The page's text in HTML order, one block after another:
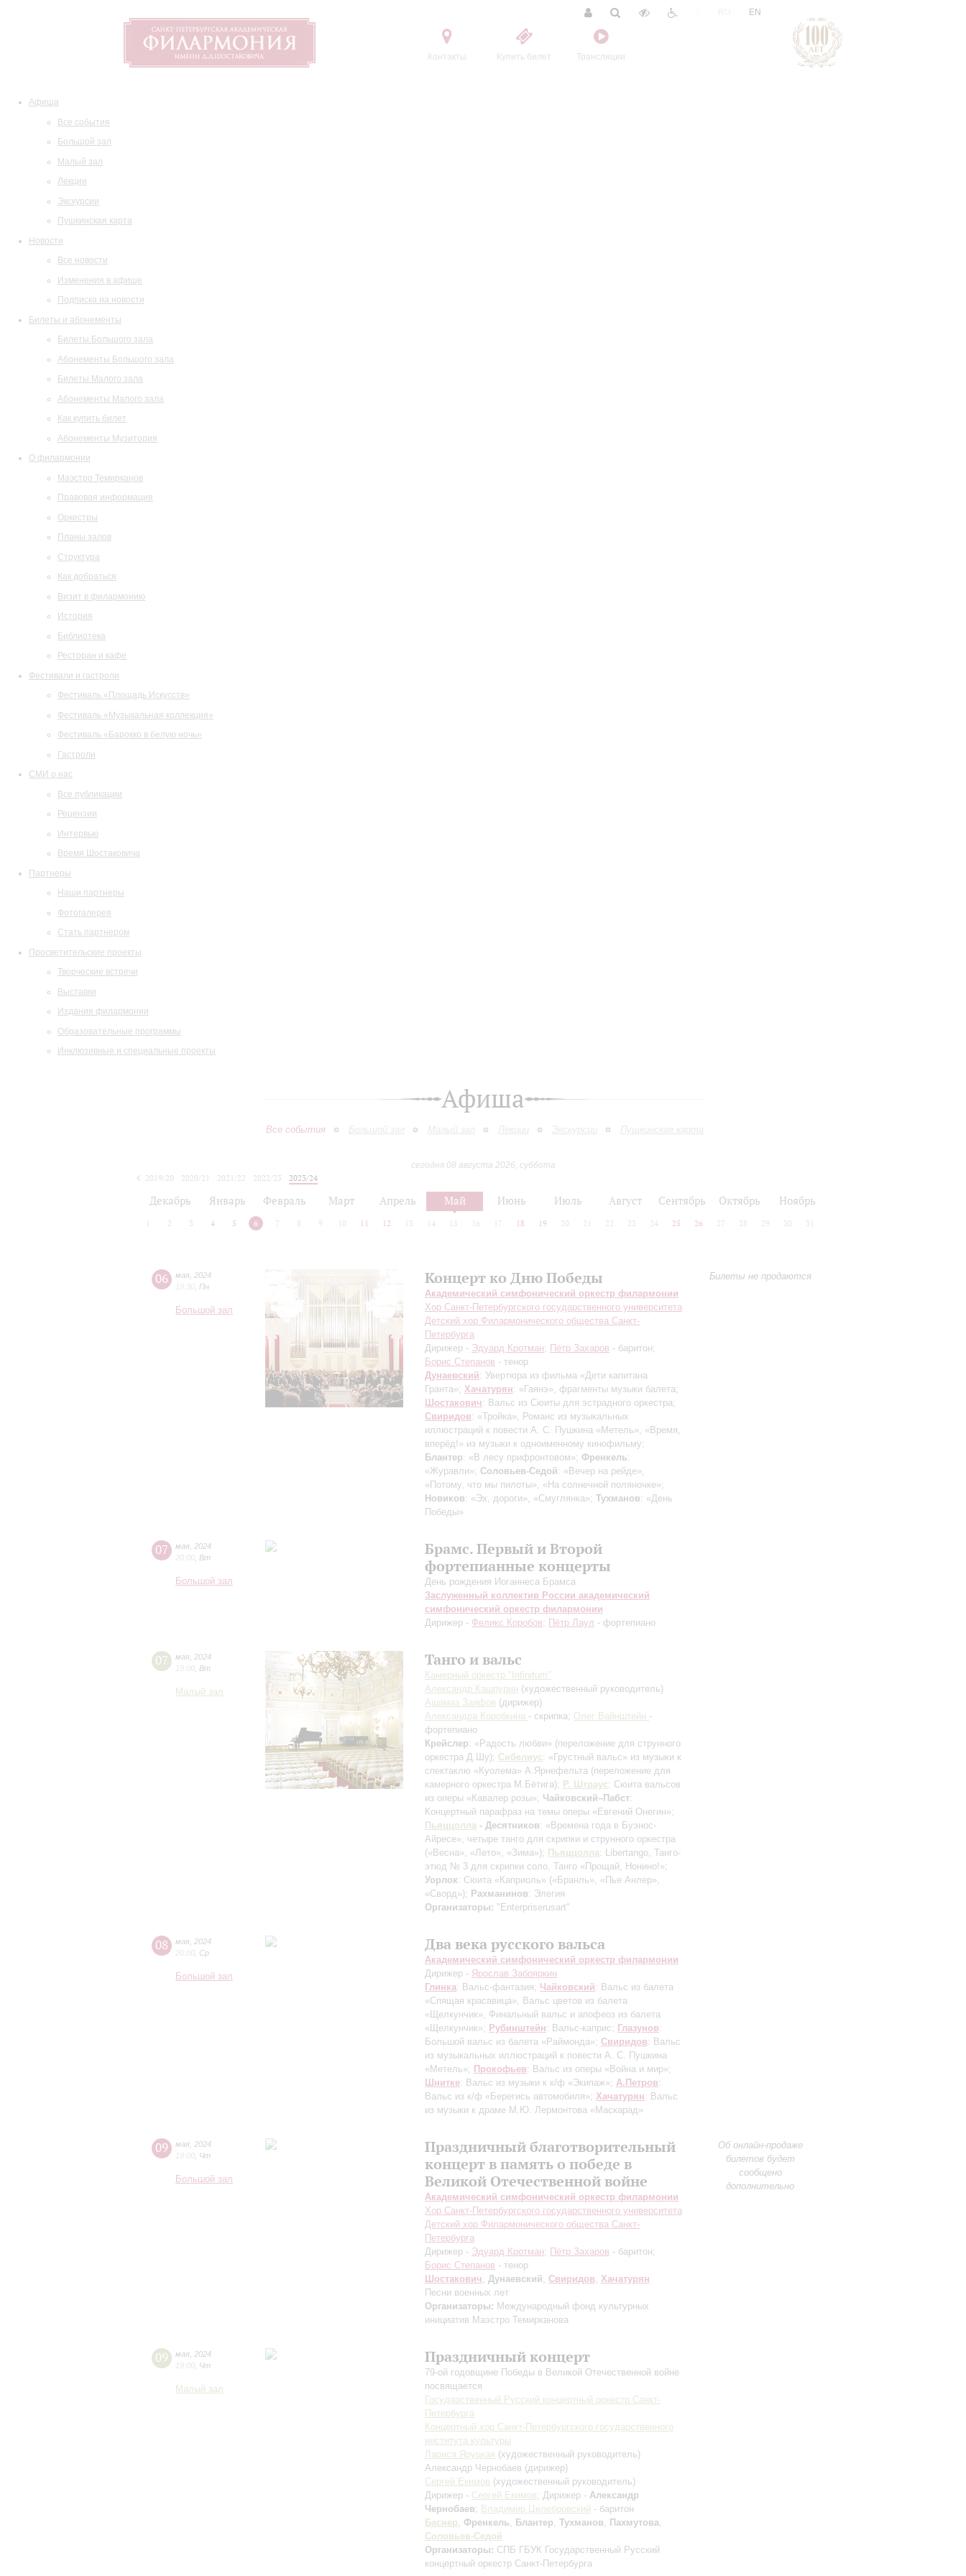
Контакты Купить билет Трансляции
EN
Афиша
Все события
Большой зал
Малый зал
Лекции
Экскурсии
Пушкинская карта
Новости
Все новости
Изменения в афише
Подписка на новости
Билеты и абонементы
Билеты Большого зала
Абонементы Большого зала
Билеты Малого зала
Абонементы Малого зала
Как купить билет
Абонементы Музитория
О филармонии
Маэстро Темирканов
Правовая информация
Оркестры
Планы залов
Структура
Как добраться
Визит в филармонию
История
Библиотека
Ресторан и кафе
Фестивали и гастроли
Фестиваль «Площадь Искусств»
Фестиваль «Музыкальная коллекция»
Фестиваль «Барокко в белую ночь»
Гастроли
СМИ о нас
Все публикации
Рецензии
Интервью
Время Шостаковича
Партнеры
Наши партнеры
Фотогалерея
Стать партнером
Просветительские проекты
Творческие встречи
Выставки
Издания филармонии
Образовательные программы
Инклюзивные и специальные проекты
Афиша
Все события Большой зал Малый зал Лекции Экскурсии Пушкинская карта
сегодня 08 августа 2026, суббота
2019/20
2020/21 2021/22 2022/23
2023/24
Декабрь Январь Февраль Март Апрель Май Июнь Июль Август Сентябрь Октябрь Ноябрь
2 3 4 5 6 7 8 9 10 11 12 13 14 15 16 17 18 19 20 21 22 23 24 25 26 27 28 29 30 31
06 мая 2024
19:30 Пн
Большой зал
Концерт ко Дню Победы
Академический симфонический оркестр филармонии
Хор Санкт-Петербургского государственного университета
Детский хор Филармонического общества Санкт-
Петербурга
Дирижер - Эдуард Кротман; Пётр Захаров - баритон;
Борис Степанов - тенор
Дунаевский: Увертюра из фильма «Дети капитана
Гранта»; Хачатурян: «Гаянэ», фрагменты музыки балета;
Шостакович: Вальс из Сюиты для эстрадного оркестра;
Свиридов: «Тройка», Романс из музыкальных
иллюстраций к повести А. С. Пушкина «Метель», «Время,
вперёд!» из музыки к одноименному кинофильму;
Блантер: «В лесу прифронтовом»; Френкель:
«Журавли»; Соловьев-Седой: «Вечер на рейде»,
«Потому, что мы пилоты», «На солнечной поляночке»;
Новиков: «Эх, дороги», «Смуглянка»; Тухманов: «День
Победы»
Билеты не продаются
07 мая 2024
20:00 Вт
Большой зал
Брамс. Первый и Второй
фортепианные концерты
День рождения Иоганнеса Брамса
Заслуженный коллектив России академический
симфонический оркестр филармонии
Дирижер - Феликс Коробов; Пётр Лаул - фортепиано
07 мая 2024
19:00 Вт
Малый зал
Танго и вальс
Камерный оркестр "Infinitum"
Александр Кашпурин (художественный руководитель)
Ашамаз Заифов (дирижер)
Александра Коробкина - скрипка; Олег Вайнштейн -
фортепиано
Крейслер: «Радость любви» (переложение для струнного
оркестра Д.Шу); Сибелиус: «Грустный вальс» из музыки к
спектаклю «Куолема» А.Ярнефельта (переложение для
камерного оркестра М.Бётига); Р. Штраус: Сюита вальсов
из оперы «Кавалер розы»; Чайковский–Пабст:
Концертный парафраз на темы оперы «Евгений Онегин»;
Пьяццолла - Десятников: «Времена года в Буэнос-
Айресе», четыре танго для скрипки и струнного оркестра
(«Весна», «Лето», «Зима»); Пьяццолла: Libertango, Танго-
этюд № 3 для скрипки соло, Танго «Прощай, Нонино!»;
Уорлок: Сюита «Каприоль» («Бранль», «Пье Анлер»,
«Сворд»); Рахманинов: Элегия
Организаторы: "Enterpriserusart"
08 мая 2024
20:00 Ср
Большой зал
Два века русского вальса
Академический симфонический оркестр филармонии
Дирижер - Ярослав Забояркин
Глинка: Вальс-фантазия; Чайковский: Вальс из балета
«Спящая красавица», Вальс цветов из балета
«Щелкунчик», Финальный вальс и апофеоз из балета
«Щелкунчик»; Рубинштейн: Вальс-каприс; Глазунов:
Большой вальс из балета «Раймонда»; Свиридов: Вальс
из музыкальных иллюстраций к повести А. С. Пушкина
«Метель»; Прокофьев: Вальс из оперы «Война и мир»;
Шнитке: Вальс из музыки к к/ф «Экипаж»; А.Петров:
Вальс из к/ф «Берегись автомобиля»; Хачатурян: Вальс
из музыки к драме М.Ю. Лермонтова «Маскарад»
09 мая 2024
19:00 Чт
Большой зал
Праздничный благотворительный
концерт в память о победе в
Великой Отечественной войне
Академический симфонический оркестр филармонии
Хор Санкт-Петербургского государственного университета
Детский хор Филармонического общества Санкт-
Петербурга
Дирижер - Эдуард Кротман; Пётр Захаров - баритон;
Борис Степанов - тенор
Шостакович, Дунаевский, Свиридов, Хачатурян
Песни военных лет
Организаторы: Международный фонд культурных
инициатив Маэстро Темирканова
Об онлайн-продаже
билетов будет
сообщено
дополнительно
09 мая 2024
19:00 Чт
Малый зал
Праздничный концерт
79-ой годовщине Победы в Великой Отечественной войне
посвящается
Государственный Русский концертный оркестр Санкт-
Петербурга
Концертный хор Санкт-Петербургского государственного
института культуры
Лариса Яруцкая (художественный руководитель)
Александр Чернобаев (дирижер)
Сергей Екимов (художественный руководитель)
Дирижер - Сергей Екимов; Дирижер - Александр
Чернобаев; Владимир Целебровский - баритон
Баснер, Френкель, Блантер, Тухманов, Пахмутова,
Соловьев-Седой
Организаторы: СПБ ГБУК Государственный Русский
концертный оркестр Санкт-Петербурга